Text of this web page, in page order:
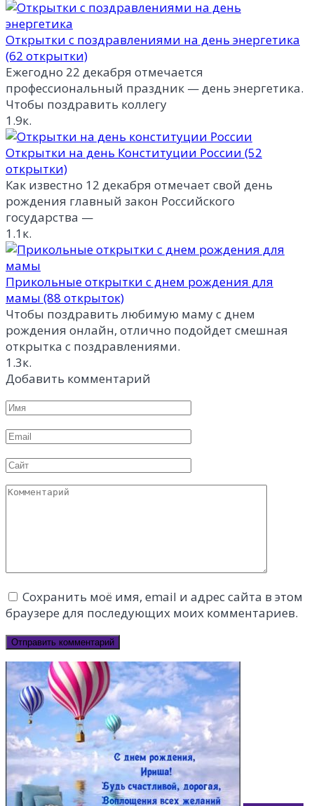
Открытки с поздравлениями на день энергетика
(62 открытки)
Ежегодно 22 декабря отмечается
профессиональный праздник — день энергетика.
Чтобы поздравить коллегу
1.9к.
Открытки на день Конституции России (52
открытки)
Как известно 12 декабря отмечает свой день
рождения главный закон Российского
государства —
1.1к.
Прикольные открытки с днем рождения для
мамы (88 открыток)
Чтобы поздравить любимую маму с днем
рождения онлайн, отлично подойдет смешная
открытка с поздравлениями.
1.3к.
Добавить комментарий
Имя
Email
Сайт
Комментарий
Сохранить моё имя, email и адрес сайта в этом
браузере для последующих моих комментариев.